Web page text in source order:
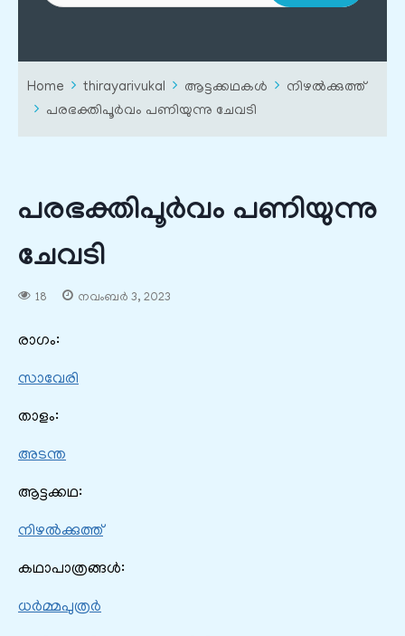
Home thirayarivukal ആട്ടക്കഥകൾ
നിഴൽക്കുത്ത്
പരഭക്തിപൂർവം പണിയുന്നു ചേവടി
പരഭക്തിപൂർവം പണിയുന്നു
ചേവടി
18 നവംബർ 3, 2023
രാഗം:
സാവേരി
താളം:
അടന്ത
ആട്ടക്കഥ:
നിഴൽക്കുത്ത്
കഥാപാത്രങ്ങൾ:
ധർമ്മപുത്രർ